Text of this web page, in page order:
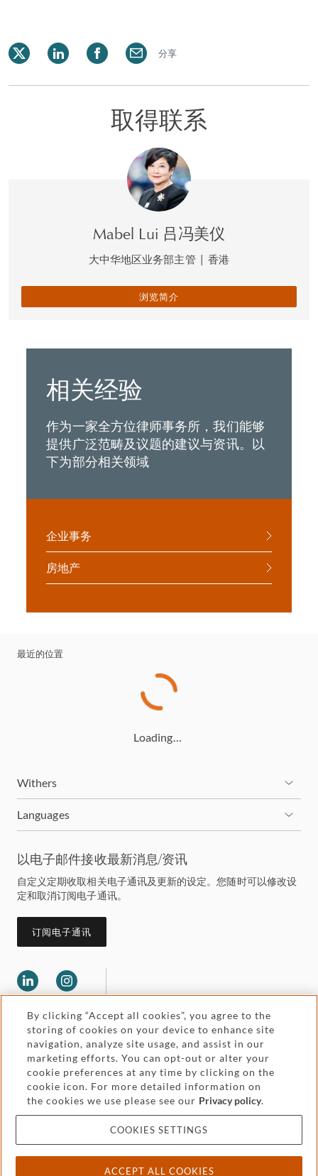
分享
取得联系
Mabel Lui 吕冯美仪
大中华地区业务部主管 | 香港
浏览简介
相关经验
作为一家全方位律师事务所，我们能够
提供广泛范畴及议题的建议与资讯。以
下为部分相关领域
企业事务
房地产
最近的位置
Loading…
Withers
Languages
以电子邮件接收最新消息/资讯
自定义定期收取相关电子通讯及更新的设定。您随时可以修改设
定和取消订阅电子通讯。
订阅电子通讯
Legal and regulatory
Pricing
Cookies and privacy
Accessibility
Attorney advertising
By clicking “Accept all cookies”, you agree to the
storing of cookies on your device to enhance site
navigation, analyze site usage, and assist in our
marketing efforts. You can opt-out or alter your
cookie preferences at any time by clicking on the
cookie icon. For more detailed information on
the cookies we use please see our Privacy policy.
COOKIES SETTINGS
ACCEPT ALL COOKIES